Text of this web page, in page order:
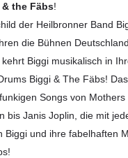
the Fäbs!
der Heilbronner Band
die Bühnen
Biggi musikalisch in
Biggi & The Fäbs!
Songs von
bis Janis Joplin, die mit
und ihre fabelhaften